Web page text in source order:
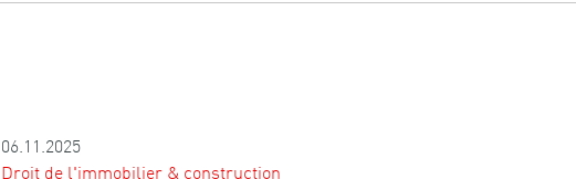
06.11.2025
Droit de l'immobilier & construction